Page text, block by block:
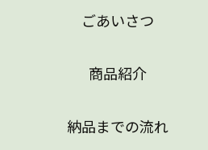
法に基づく表記
ごあいさつ
商品紹介
納品までの流れ